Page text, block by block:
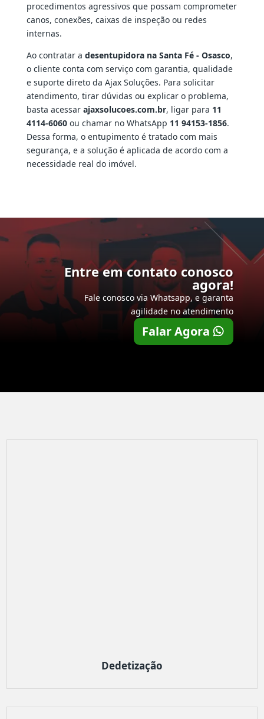
procedimentos agressivos que possam comprometer
canos, conexões, caixas de inspeção ou redes
internas.
Ao contratar a desentupidora na Santa Fé - Osasco,
o cliente conta com serviço com garantia, qualidade
e suporte direto da Ajax Soluções. Para solicitar
atendimento, tirar dúvidas ou explicar o problema,
basta acessar ajaxsolucoes.com.br, ligar para 11
4114-6060ou chamar no WhatsApp 11 94153-1856.
Dessa forma, o entupimento é tratado com mais
segurança, e a solução é aplicada de acordo com a
necessidade real do imóvel.
Entre em contato conosco
agora!
Fale conosco via Whatsapp, e garanta
agilidade no atendimento
Falar Agora
Dedetização